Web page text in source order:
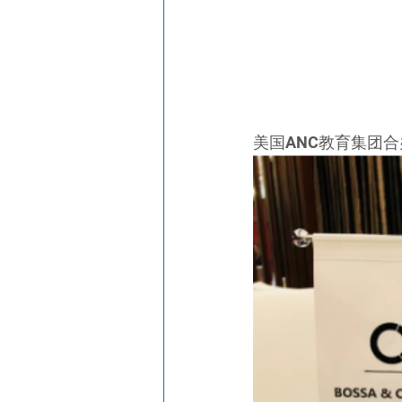
美国ANC教育集团